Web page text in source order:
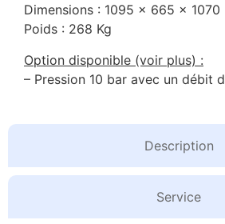
Description
Service
Dimensions : 1095 x 665 x 1070
Poids : 268 Kg
Option disponible (voir plus) :
– Pression 10 bar avec un débit